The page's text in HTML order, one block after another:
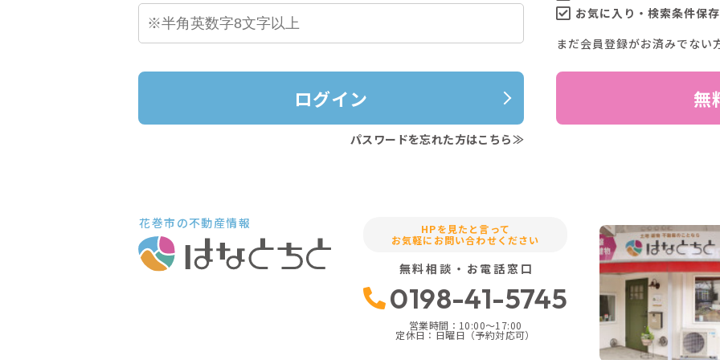
ログイン
パスワードを忘れた方はこちら≫
お気に入り・検索条件保
まだ会員登録がお済みでない
無
花巻市の不動産情報
HPを見たと言って
お気軽にお問い合わせください
無料相談・お電話窓口
0198-41-5745
営業時間：10:00〜17:00
定休日：日曜日（予約対応可）